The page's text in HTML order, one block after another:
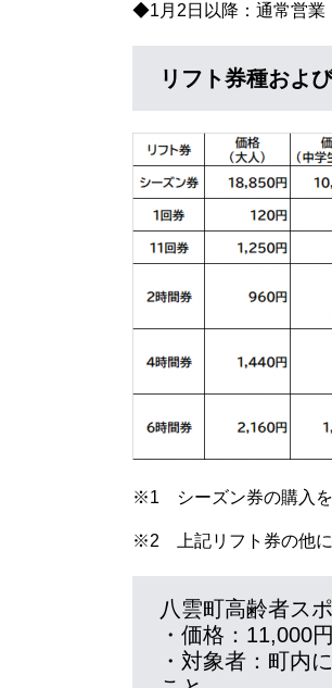
◆1月2日以降：通常営業
リフト券種およ
※1 シーズン券の購入を
※2 上記リフト券の他に
八雲町高齢者ス
・価格：11,000円
・対象者：町内